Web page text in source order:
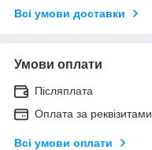
Всі умови доставки
Умови оплати
Післяплата
Оплата за реквізитами
Всі умови оплати